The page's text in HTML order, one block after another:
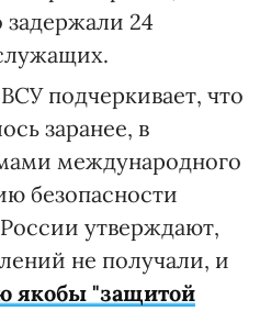
задержали 24
подчеркивает, что
заранее, в
международного
безопасности
утверждают,
не получали, и
якобы "защитой